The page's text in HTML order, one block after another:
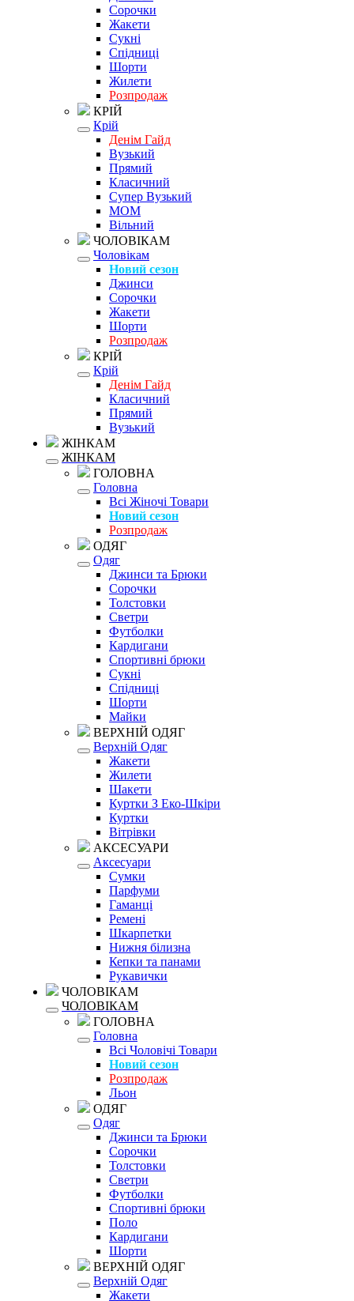
Сорочки
Жакети
Сукні
Спідниці
Шорти
Жилети
Розпродаж
КРІЙ
Крій
Денім Гайд
Вузький
Прямий
Класичний
Супер Вузький
MOM
Вільний
ЧОЛОВІКАМ
Чоловікам
Новий сезон
Джинси
Сорочки
Жакети
Шорти
Розпродаж
КРІЙ
Крій
Денім Гайд
Класичний
Прямий
Вузький
ЖІНКАМ
ЖІНКАМ
ГОЛОВНА
Головна
Всі Жіночі Товари
Новий сезон
Розпродаж
ОДЯГ
Одяг
Джинси та Брюки
Сорочки
Толстовки
Светри
Футболки
Кардигани
Спортивні брюки
Сукні
Спідниці
Шорти
Майки
ВЕРХНІЙ ОДЯГ
Верхній Одяг
Жакети
Жилети
Шакети
Куртки З Еко-Шкіри
Куртки
Вітрівки
АКСЕСУАРИ
Аксесуари
Сумки
Парфуми
Гаманці
Ремені
Шкарпетки
Нижня білизна
Кепки та панами
Рукавички
ЧОЛОВІКАМ
ЧОЛОВІКАМ
ГОЛОВНА
Головна
Всі Чоловічі Товари
Новий сезон
Розпродаж
Льон
ОДЯГ
Одяг
Джинси та Брюки
Сорочки
Толстовки
Светри
Футболки
Спортивні брюки
Поло
Кардигани
Шорти
ВЕРХНІЙ ОДЯГ
Верхній Одяг
Жакети